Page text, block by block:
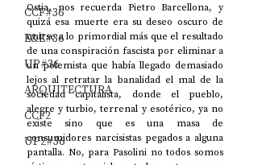
CCF#36
E&E#36
UP#36
ARQUITECTURA
CCF2
UP2#36
Ostia, nos recuerda Pietro Barcellona, y
quizá esa muerte era su deseo oscuro de
unirse a lo primordial más que el resultado
de una conspiración fascista por eliminar a
un polemista que había llegado demasiado
lejos al retratar la banalidad el mal de la
sociedad capitalista, donde el pueblo,
alegre y turbio, terrenal y esotérico, ya no
existe sino que es una masa de
consumidores narcisistas pegados a alguna
pantalla. No, para Pasolini no todos somos